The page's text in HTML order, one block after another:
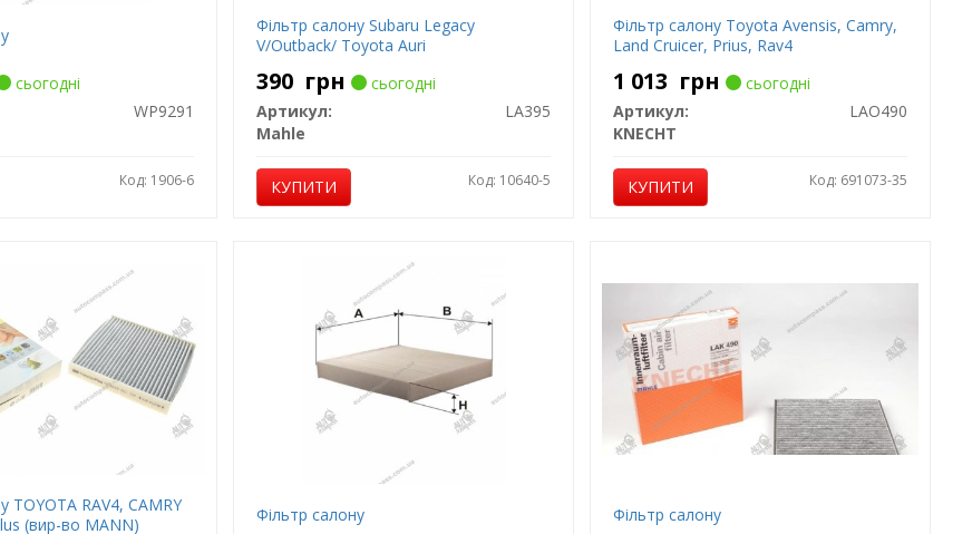
сьогодні
WP9291
Код: 1906-6
Фільтр салону Subaru Legacy
V/Outback/ Toyota Auri
390 грн
сьогодні
Артикул:
LA395
Mahle
КУПИТИ Код: 10640-5
Фільтр салону Toyota Avensis, Camry,
Land Cruicer, Prius, Rav4
1 013 грн
сьогодні
Артикул:
LAO490
KNECHT
КУПИТИ Код: 691073-35
TOYOTA RAV4, CAMRY
(вир-во MANN)
Фільтр салону Фільтр салону